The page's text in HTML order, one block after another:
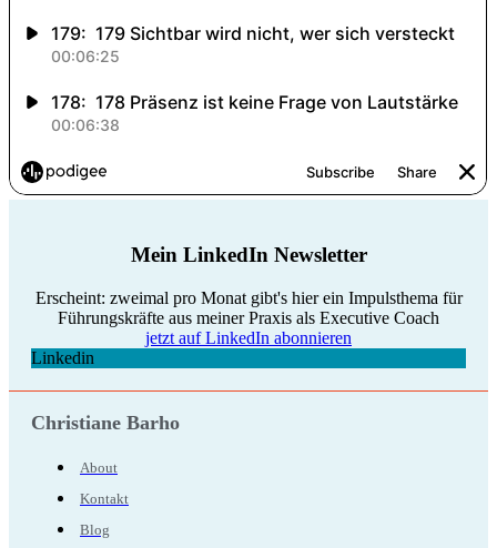
Mein LinkedIn Newsletter
Erscheint: zweimal pro Monat gibt's hier ein Impulsthema für
Führungskräfte aus meiner Praxis als Executive Coach
jetzt auf LinkedIn abonnieren
Linkedin
Christiane Barho
About
Kontakt
Blog